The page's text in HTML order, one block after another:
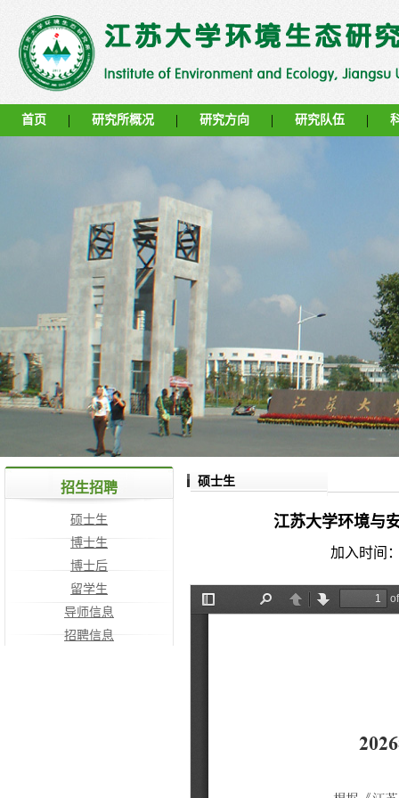
首页 | 研究所概况 | 研究方向 | 研究队伍 |
招生招聘
硕士生
博士生
博士后
留学生
导师信息
招聘信息
硕士生
江苏大学环境与
加入时间